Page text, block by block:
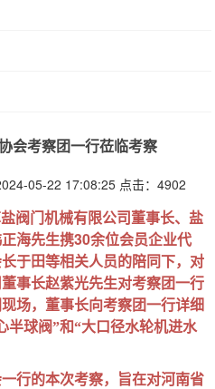
会考察团一行莅临考察
05-22 17:08:25 点击：4902
阀门机械有限公司董事长、盐
海先生携30余位会员企业代
于田等相关人员的陪同下，对
事长赵紫光先生对考察团一行
场，董事长向考察团一行详细
半球阀”和“大口径水轮机进水
行的本次考察，旨在对河南省